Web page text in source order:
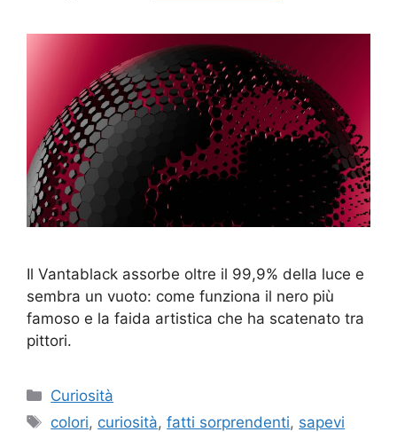
Il Vantablack assorbe oltre il 99,9% della luce e
sembra un vuoto: come funziona il nero più
famoso e la faida artistica che ha scatenato tra
pittori.
Categorie
Curiosità
Tag
colori, curiosità,fatti sorprendenti, sapevi